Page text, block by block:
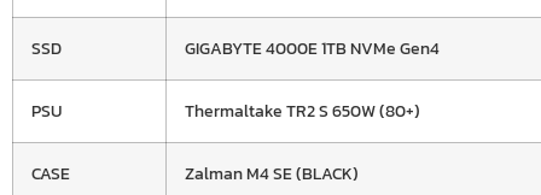
SSD GIGABYTE 4000E 1TB NVMe Gen4
PSU Thermaltake TR2 S 650W (80+)
CASE Zalman M4 SE (BLACK)